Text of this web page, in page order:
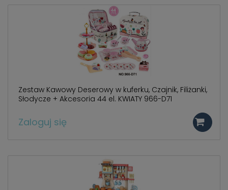
Zestaw Kawowy Deserowy w kuferku, Czajnik, Filiżanki,
Słodycze + Akcesoria 44 el. KWIATY 966-D71
Zaloguj się